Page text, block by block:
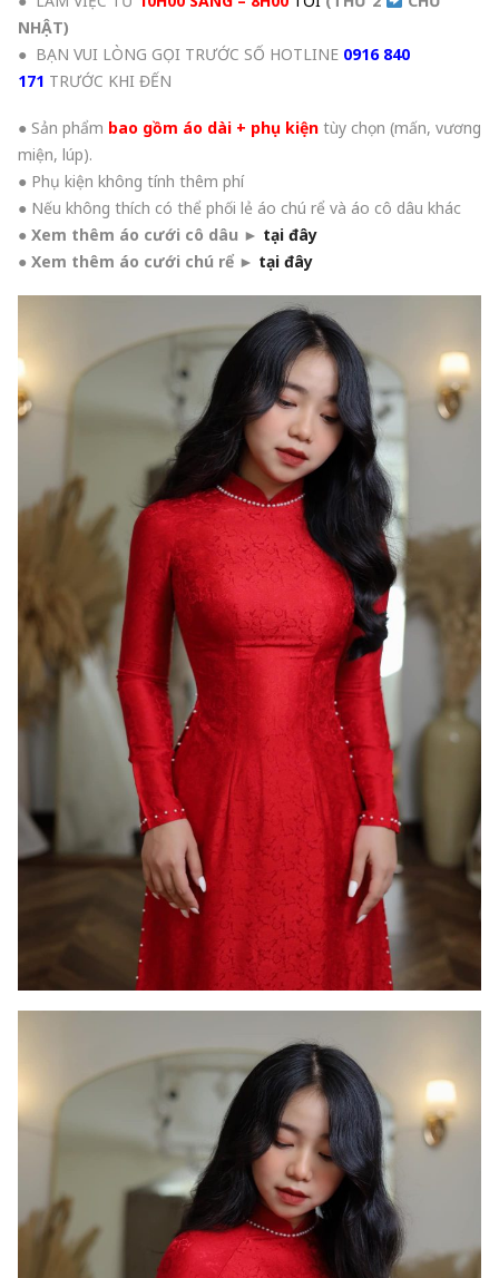
NHẬT)
● BẠN VUI LÒNG GỌI TRƯỚC SỐ HOTLINE 0916 840
171 TRƯỚC KHI ĐẾN
● Sản phẩm bao gồm áo dài + phụ kiện tùy chọn (mấn, vương
miện, lúp).
● Phụ kiện không tính thêm phí
● Nếu không thích có thể phối lẻ áo chú rể và áo cô dâu khác
● Xem thêm áo cưới cô dâu ► tại đây
● Xem thêm áo cưới chú rể ► tại đây